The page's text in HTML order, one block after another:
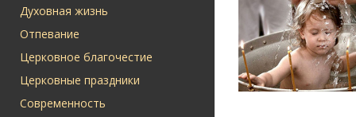
Духовная жизнь
Отпевание
Церковное благочестие
Церковные праздники
Современность